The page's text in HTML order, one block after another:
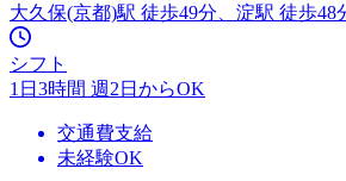
大久保(京都)駅 徒歩49分、淀駅 徒歩48
シフト
1日3時間 週2日からOK
交通費支給
未経験OK